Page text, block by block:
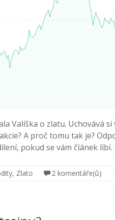
Valíška o zlatu. Uchovává si
A proč tomu tak je?
pokud se vám článek líbí.
, Zlato 2 komentáře(ů)